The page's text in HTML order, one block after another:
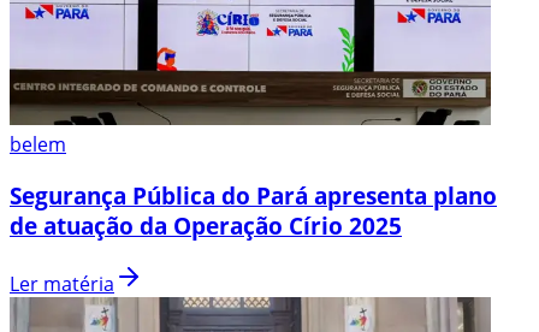
belem
Segurança Pública do Pará apresenta plano
de atuação da Operação Círio 2025
Ler matéria